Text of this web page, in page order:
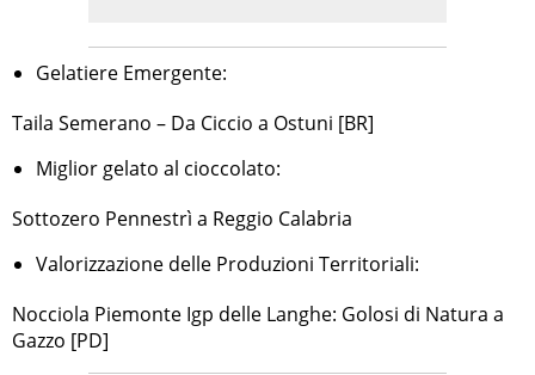
Gelatiere Emergente:
Taila Semerano – Da Ciccio a Ostuni [BR]
Miglior gelato al cioccolato:
Sottozero Pennestrì a Reggio Calabria
Valorizzazione delle Produzioni Territoriali:
Nocciola Piemonte Igp delle Langhe: Golosi di Natura a
Gazzo [PD]